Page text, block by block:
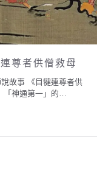
尊者供僧救母
故事 《目犍連尊者供
「神通第一」的…